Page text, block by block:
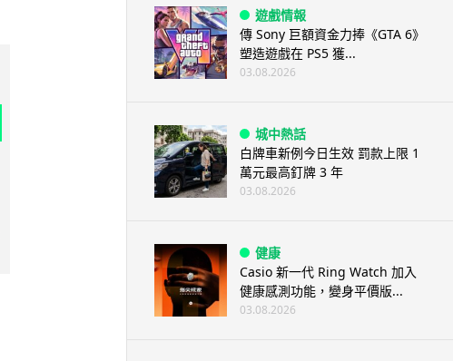
遊戲情報
傳 Sony 巨額資金力捧《GTA 6》
塑造遊戲在 PS5 獲...
03.08.2026
城中熱話
白牌車新例今日生效 罰款上限 1
萬元最高釘牌 3 年
03.08.2026
健康
Casio 新一代 Ring Watch 加入
健康感測功能，變身平價版...
03.08.2026